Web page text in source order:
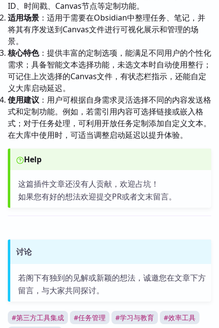
ID、时间戳、Canvas节点等定制功能。
适用场景 ：适用于需要在Obsidian中整理任务、笔记，并
将其有序发送到Canvas文件进行可视化展示和管理的场
景。
核心特色：提供丰富的定制选项，能满足不同用户的个性化
需求；具备智能文本选择功能，未选文本时自动使用整行；
可记住上次选择的Canvas文件，有状态栏指示，还能自定
义大库启动延迟。
使用建议 ：用户可根据自身需求灵活选择不同的内容发送格
式和定制功能。例如，若需引用内容可选择链接或嵌入格
式；对于任务处理，可利用开放任务定制添加自定义文本。
在大库中使用时，可适当调整启动延迟以提升体验。
Help
这篇插件文章还没有人贡献，欢迎占坑！
如果您有好的想法欢迎提交PR或者文末留言。
讨论
若阁下有独到的见解或新颖的想法，诚邀您在文章下方
留言，与大家共同探讨。
#第三方工具集成 #任务管理 #学习与教育 #效率工具